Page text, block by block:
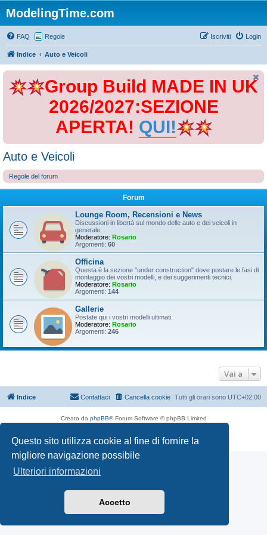
Questo sito utilizza cookie al fine di fornire la
migliore navigazione possibile
Ulteriori informazioni
Accetto
ModelingTime.com
FAQ Regole Login
Iscriviti
Indice Auto e Veicoli
Group Build MADE IN UK
2026/2027:SEZIONE
APERTA! QUI!
Auto e Veicoli
Regole del forum
Forum
Lounge Room, Recensioni e News
Discussioni in libertà sul mondo delle auto e dei veicoli in
generale.
Moderatore: Rosario
Argomenti: 60
Officina
Questa è la sezione "under construction" dove postare le fasi di
montaggio dei vostri modelli, e dei suggerimenti tecnici.
Moderatore: Rosario
Argomenti: 144
Gallerie
Postate qui i vostri modelli ultimati.
Moderatore: Rosario
Argomenti: 246
Vai a
Indice Tutti gli orari sono UTC+02:00
Cancella cookie
Contattaci
Creato da phpBB® Forum Software © phpBB Limited
Privacy| Condizioni